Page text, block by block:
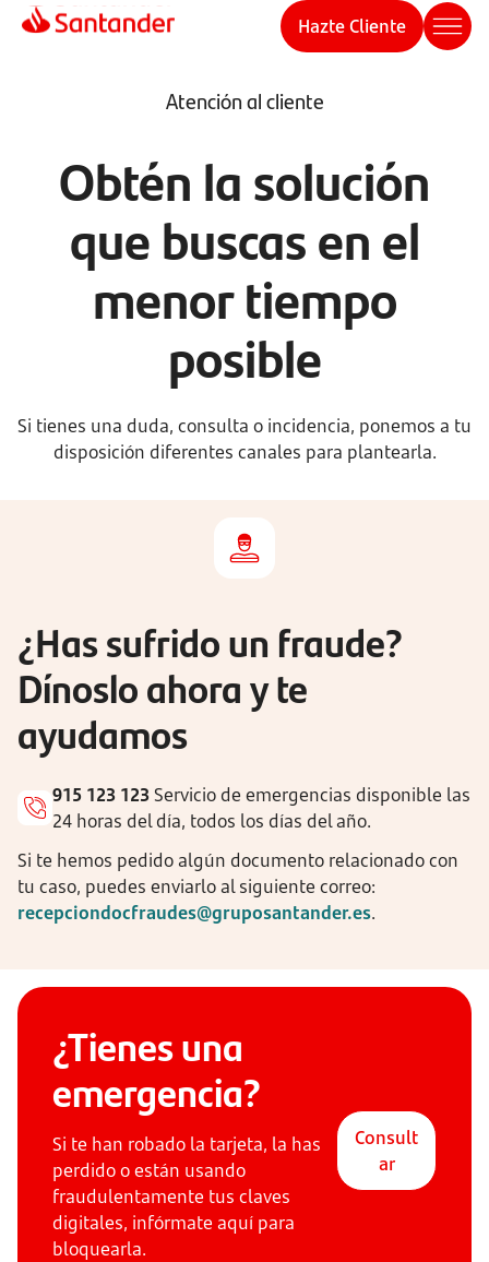
Hazte Cliente
Atención al cliente
Obtén la solución
que buscas en el
menor tiempo
posible
Si tienes una duda, consulta o incidencia, ponemos a tu
disposición diferentes canales para plantearla.
¿Has sufrido un fraude?
Dínoslo ahora y te
ayudamos
915 123 123Servicio de emergencias disponible las
24 horas del día, todos los días del año.
Si te hemos pedido algún documento relacionado con
tu caso, puedes enviarlo al siguiente correo:
recepciondocfraudes@gruposantander.es.
¿Tienes una
emergencia?
Si te han robado la tarjeta, la has
perdido o están usando
fraudulentamente tus claves
digitales, infórmate aquí para
bloquearla.
Consult
ar